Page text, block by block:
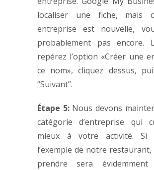
localiser une fiche, mais
entreprise est nouvelle,
probablement pas encore.
repérez l’option «Créer une
ce nom», cliquez dessus,
“Suivant”.
Étape 5: Nous devons
catégorie d’entreprise qui
mieux à votre activité. Si
l’exemple de notre
prendre sera évidemment